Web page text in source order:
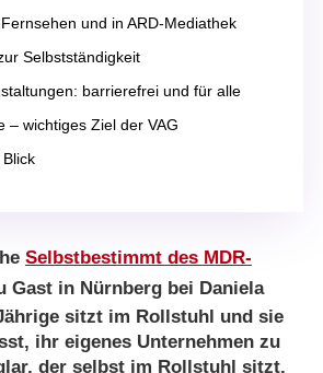
und in ARD-Mediathek
Selbstständigkeit
barrierefrei und für alle
– wichtiges Ziel der VAG
Selbstbestimmt des MDR-
Gast in Nürnberg bei Daniela
sitzt im Rollstuhl und sie
ihr eigenes Unternehmen zu
der selbst im Rollstuhl sitzt,